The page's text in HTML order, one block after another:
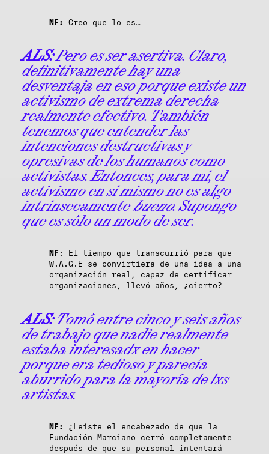
NF: Creo que lo es…
ALS:Pero es ser asertiva. Claro,
definitivamente hay una
desventaja en eso porque existe un
activismo de extrema derecha
realmente efectivo. También
tenemos que entender las
intenciones destructivas y
opresivas de los humanos como
activistas. Entonces, para mí, el
activismo en sí mismo no es algo
intrínsecamentebueno. Supongo
que es sólo un modo de ser.
NF : El tiempo que transcurrió para que
W.A.G.E se convirtiera de una idea a una
organización real, capaz de certificar
organizaciones, llevó años, ¿cierto?
ALS:Tomó entre cinco y seis años
de trabajo que nadie realmente
estaba interesadx en hacer
porque era tedioso y parecía
aburrido para la mayoría de lxs
artistas.
NF: ¿Leíste el encabezado de que la
Fundación Marciano cerró completamente
después de que su personal intentará